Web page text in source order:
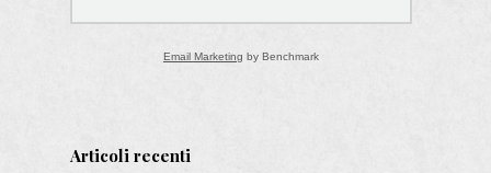
Email Marketing by Benchmark
Articoli recenti